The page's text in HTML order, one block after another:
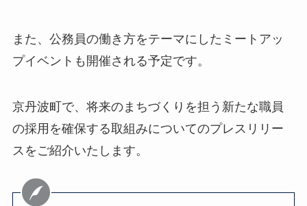
また、公務員の働き方をテーマにしたミートアッ
プイベントも開催される予定です。
京丹波町で、将来のまちづくりを担う新たな職員
の採用を確保する取組みについてのプレスリリー
スをご紹介いたします。